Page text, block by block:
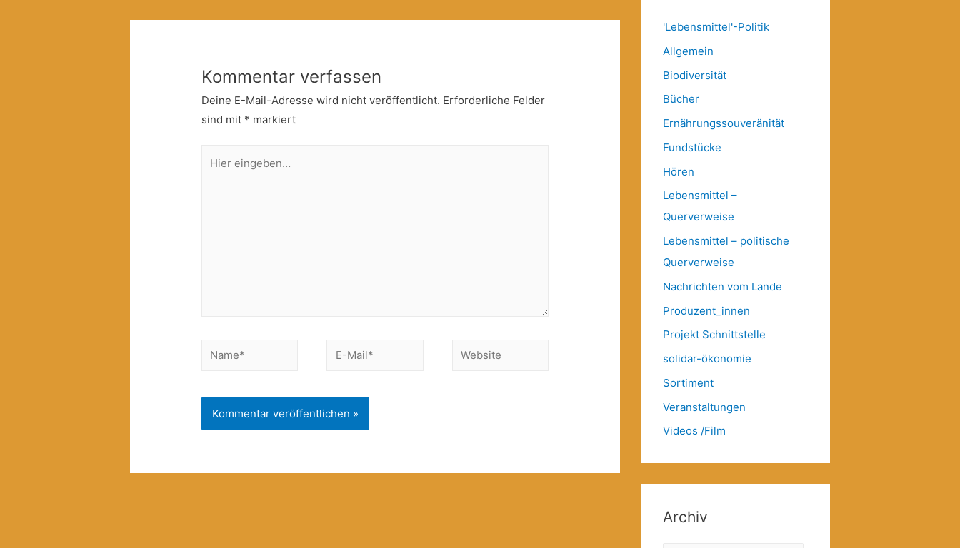
Kommentar verfassen
Deine E-Mail-Adresse wird nicht veröffentlicht. Erforderliche Felder
sind mit * markiert
eingeben…
Name*
E-
Website
'Lebensmittel'-Politik
Allgemein
Biodiversität
Bücher
Ernährungssouveränität
Fundstücke
Hören
Lebensmittel –
Querverweise
Lebensmittel – politische
Querverweise
Nachrichten vom Lande
Produzent_innen
Projekt Schnittstelle
solidar-ökonomie
Sortiment
Veranstaltungen
Videos /Film
Archiv